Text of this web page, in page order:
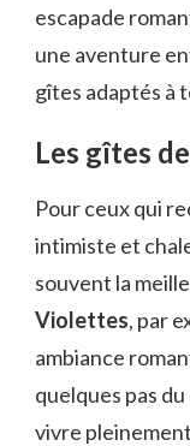
escapade
une aventure
gîtes adaptés à
Les gîtes
Pour ceux qui
intimiste et
souvent la
Violettes, par
ambiance
quelques pas
vivre